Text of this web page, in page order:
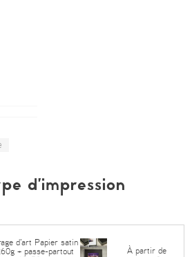
d’impression
d'art Papier satin
+ passe-partout
À partir de